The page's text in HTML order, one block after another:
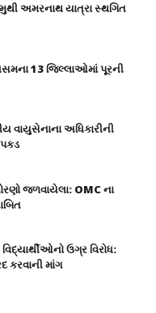
અમરનાથ યાત્રા સ્થગિત
13 જિલ્લાઓમાં પૂરની
વાયુસેનાના અધિકારીની
જળવાયેલા: OMC ના
ઉગ્ર વિરોધ:
કરવાની માંગ